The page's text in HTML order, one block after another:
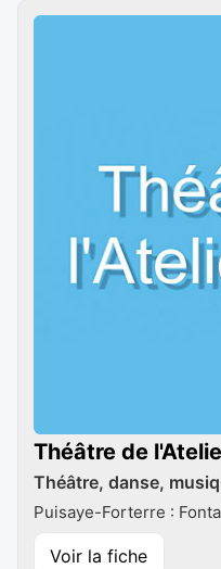
Théâtre de
Théâtre, danse,
Puisaye-Forterre :
Voir la fiche